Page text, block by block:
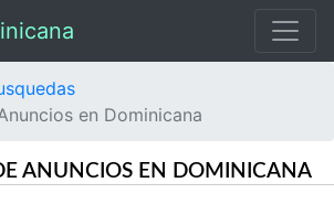
en Dominicana
ANUNCIOS EN DOMINICANA